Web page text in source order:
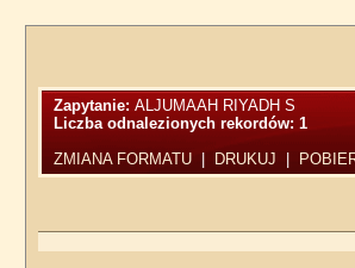
Zapytanie:ALJUMAAH RIYADH S
Liczba odnalezionych rekordów:1
ZMIANA FORMATU
DRUKUJ